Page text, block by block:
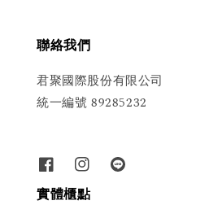
聯絡我們
君聚國際股份有限公司
統一編號 89285232
實體櫃點